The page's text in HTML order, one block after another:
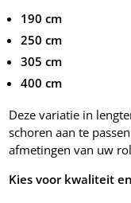
190 cm
250 cm
305 cm
400 cm
Deze variatie in
schoren aan te
afmetingen van uw
Kies voor kwaliteit